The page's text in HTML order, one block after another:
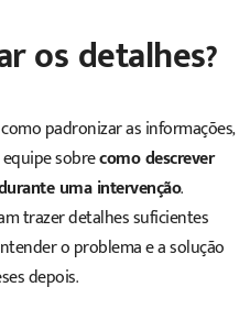
os detalhes?
padronizar as informações,
sobrecomo descrever
uma intervenção.
trazer detalhes suficientes
o problema e a solução
depois.